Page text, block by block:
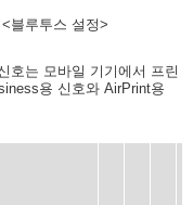
<블루투스 설정>
호는 모바일 기기에서 프린
용 신호와 AirPrint용